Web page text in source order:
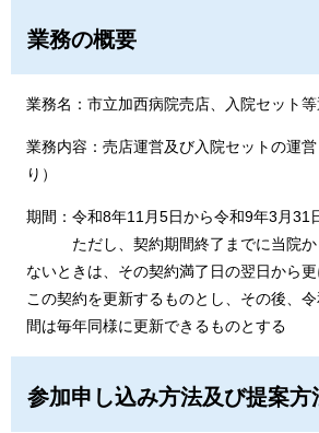
業務の概要
業務名：市立加西病院売店、入院セット
業務内容：売店運営及び入院セットの運
り）
期間：令和8年11月5日から令和9年3月31
ただし、契約期間終了までに当院か
ないときは、その契約満了日の翌日から
この契約を更新するものとし、その後、
間は毎年同様に更新できるものとする
参加申し込み方法及び提案方